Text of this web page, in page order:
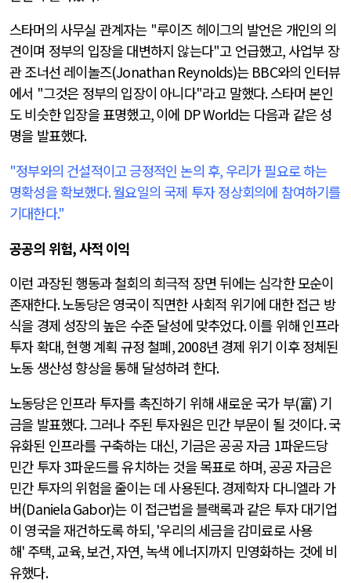
스타머의 사무실 관계자는 "루이즈 헤이그의 발언은 개인의 의
견이며 정부의 입장을 대변하지 않는다"고 언급했고,사업부 장
관 조너선 레이놀즈(Jonathan Reynolds)는 BBC와의 인터뷰
에서 "그것은 정부의 입장이 아니다"라고 말했다.스타머 본인
도 비슷한 입장을 표명했고,이에 DP World는 다음과 같은 성
명을 발표했다.
"정부와의 건설적이고 긍정적인 논의 후, 우리가 필요로 하는
명확성을 확보했다.월요일의 국제 투자 정상회의에 참여하기를
기대한다."
공공의 위험,사적 이익
이런 과장된 행동과 철회의 희극적 장면 뒤에는 심각한 모순이
존재한다.노동당은 영국이 직면한 사회적 위기에 대한 접근 방
식을 경제 성장의 높은 수준 달성에 맞추었다.이를 위해 인프라
투자 확대,현행 계획 규정 철폐, 2008년 경제 위기 이후 정체된
노동 생산성 향상을 통해 달성하려 한다.
노동당은 인프라 투자를 촉진하기 위해 새로운 국가 부(富) 기
금을 발표했다.그러나 주된 투자원은 민간 부문이 될 것이다.국
유화된 인프라를 구축하는 대신, 기금은 공공 자금 1파운드당
민간 투자3파운드를 유치하는 것을 목표로 하며, 공공 자금은
민간 투자의 위험을 줄이는 데 사용된다.경제학자 다니엘라 가
버(Daniela Gabor)는 이 접근법을 블랙록과 같은 투자 대기업
이 영국을 재건하도록 하되, '우리의 세금을 감미료로 사용
해' 주택,교육,보건,자연, 녹색 에너지까지 민영화하는 것에 비
유했다.